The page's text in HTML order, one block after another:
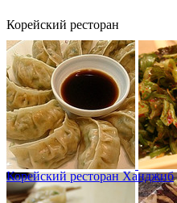
Корейский ресторан
Корейский ресторан Ханджиб